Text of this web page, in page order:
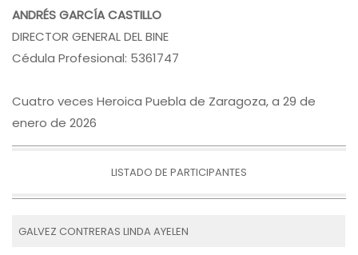
ANDRÉS GARCÍA CASTILLO
DIRECTOR GENERAL DEL BINE
Cédula Profesional: 5361747
Cuatro veces Heroica Puebla de Zaragoza, a 29 de
enero de 2026
LISTADO DE PARTICIPANTES
GALVEZ CONTRERAS LINDA AYELEN